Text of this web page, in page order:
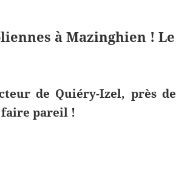
à Mazinghien ! Le
de Quiéry-Izel, près de
pareil !
les animaux